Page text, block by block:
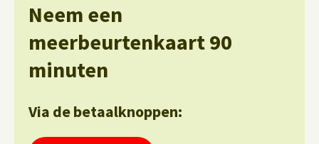
Neem een
meerbeurtenkaart 90
minuten
Via de betaalknoppen: